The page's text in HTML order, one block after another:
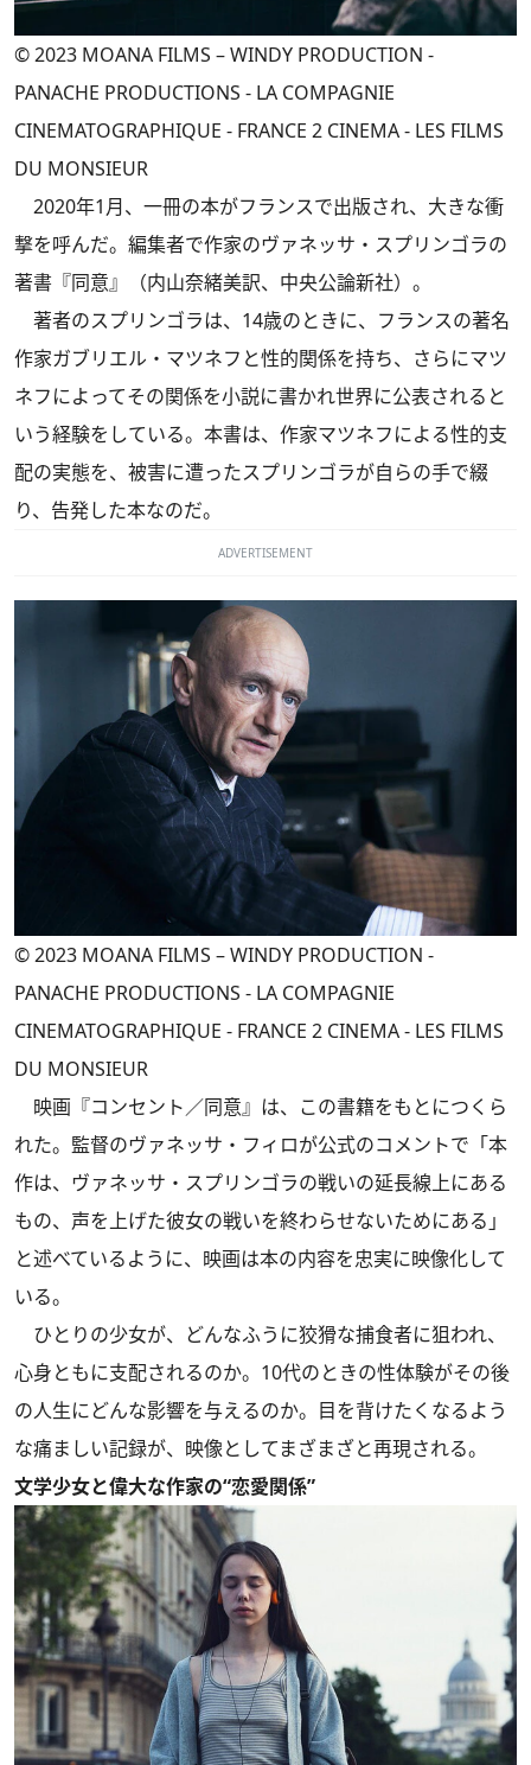
© 2023 MOANA FILMS – WINDY PRODUCTION -
PANACHE PRODUCTIONS - LA COMPAGNIE
CINEMATOGRAPHIQUE - FRANCE 2 CINEMA - LES FILMS
DU MONSIEUR
2020年1月、一冊の本がフランスで出版され、大きな衝
撃を呼んだ。編集者で作家のヴァネッサ・スプリンゴラの
著書『同意』（内山奈緒美訳、中央公論新社）。
著者のスプリンゴラは、14歳のときに、フランスの著名
作家ガブリエル・マツネフと性的関係を持ち、さらにマツ
ネフによってその関係を小説に書かれ世界に公表されると
いう経験をしている。本書は、作家マツネフによる性的支
配の実態を、被害に遭ったスプリンゴラが自らの手で綴
り、告発した本なのだ。
ADVERTISEMENT
© 2023 MOANA FILMS – WINDY PRODUCTION -
PANACHE PRODUCTIONS - LA COMPAGNIE
CINEMATOGRAPHIQUE - FRANCE 2 CINEMA - LES FILMS
DU MONSIEUR
映画『コンセント／同意』は、この書籍をもとにつくら
れた。監督のヴァネッサ・フィロが公式のコメントで「本
作は、ヴァネッサ・スプリンゴラの戦いの延長線上にある
もの、声を上げた彼女の戦いを終わらせないためにある」
と述べているように、映画は本の内容を忠実に映像化して
いる。
ひとりの少女が、どんなふうに狡猾な捕食者に狙われ、
心身ともに支配されるのか。10代のときの性体験がその後
の人生にどんな影響を与えるのか。目を背けたくなるよう
な痛ましい記録が、映像としてまざまざと再現される。
文学少女と偉大な作家の“恋愛関係”